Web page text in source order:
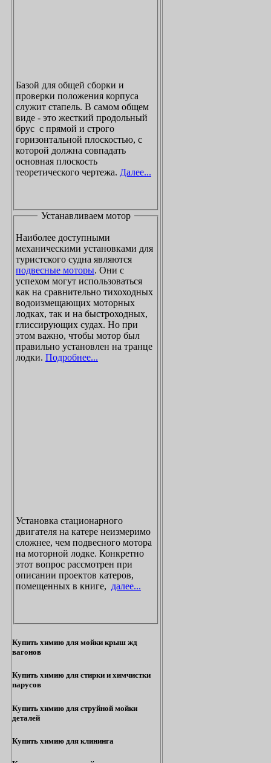
Базой для общей сборки и
проверки положения корпуса
служит стапель. В самом общем
виде - это жесткий продольный
брус с прямой и строго
горизонтальной плоскостью, с
которой должна совпадать
основная плоскость
теоретического чертежа. Далее...
Устанавливаем мотор
Наиболее доступными
механическими установками для
туристского судна являются
подвесные моторы. Они с
успехом могут использоваться
как на сравнительно тихоходных
водоизмещающих моторных
лодках, так и на быстроходных,
глиссирующих судах. Но при
этом важно, чтобы мотор был
правильно установлен на транце
лодки. Подробнее...
Установка стационарного
двигателя на катере неизмеримо
сложнее, чем подвесного мотора
на моторной лодке. Конкретно
этот вопрос рассмотрен при
описании проектов катеров,
помещенных в книге, далее...
Купить химию для мойки крыш жд
вагонов
Купить химию для стирки и химчистки
парусов
Купить химию для струйной мойки
деталей
Купить химию для клининга